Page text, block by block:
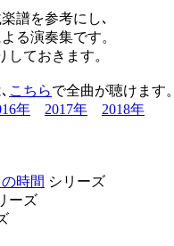
譜を参考にし､
る演奏集です。
ておきます。
こちらで全曲が聴けます。
年 2017年
2018年
時間 シリーズ
ーズ